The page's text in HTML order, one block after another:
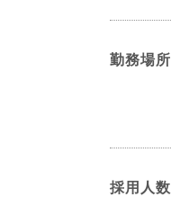
勤務場所
採用人数